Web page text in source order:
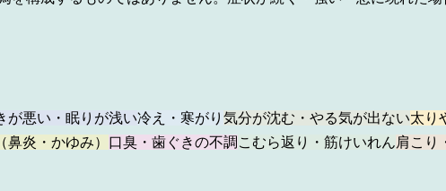
が悪い・眠りが浅い冷え・寒がり 気分が沈む・やる気が出ない太り
炎・かゆみ） 口臭・歯ぐきの不調 こむら返り・筋けいれん肩こり